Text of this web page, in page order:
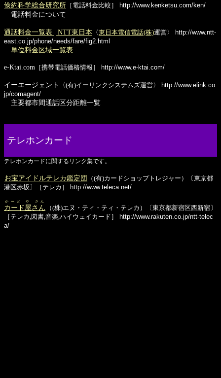
倹約科学総合研究所 ［電話料金比較］ http://www.kenketsu.com/ken/
電話料金について
通話料金一覧表 | NTT東日本 〈東日本電信電話(株)運営〉
http://www.ntt-
east.co.jp/phone/needs/fare/fig2.html
単位料金区域一覧表
e-Ktai.com ［携帯電話価格情報］ http://www.e-ktai.com/
イーエージェント 〈(有)イーリンクシステムズ運営〉
http://www.elink.co.
jp/comagent/
主要都市間通話区分距離一覧
テレホンカード
テレホンカードに関するリンク集です。
お宝アイドルテレカ鑑定団
（(有)カードショップトレジャー）〔東京都
港区赤坂〕［テレカ］
http://www.teleca.net/
カード屋さん
かーど や さん
（(株)エヌ・ティ・ティ・テレカ）〔東京都新宿区西新宿〕
［テレカ,図書,音楽,ハイウェイカード］
http://www.rakuten.co.jp/ntt-telec
a/